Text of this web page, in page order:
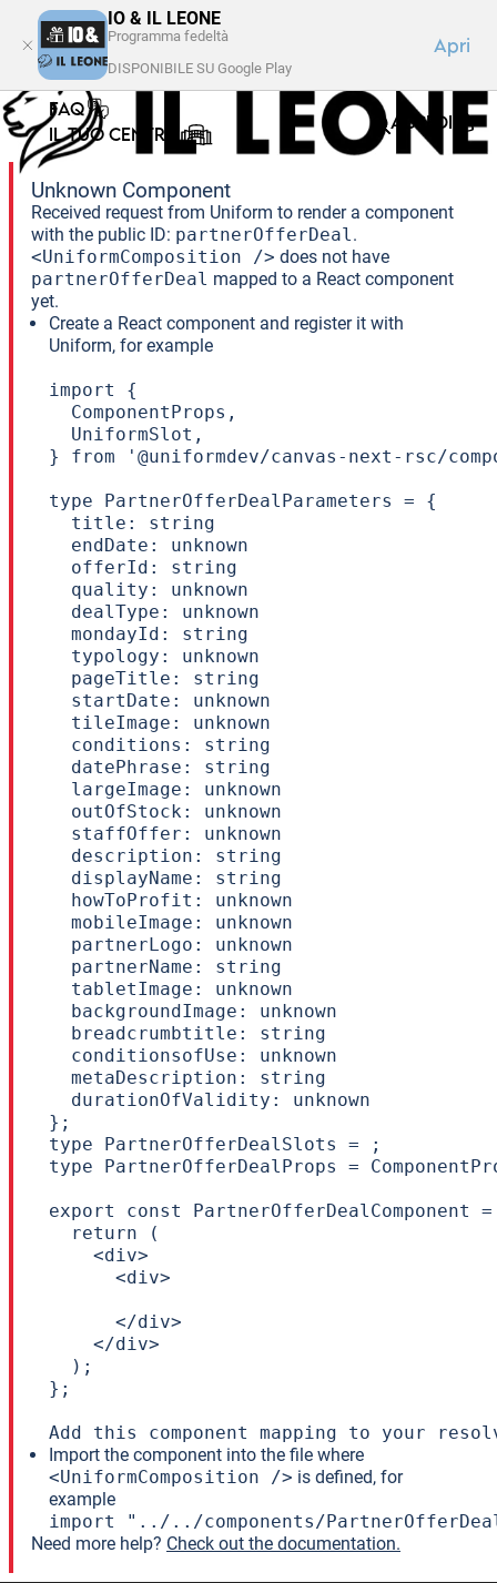
IO & IL LEONE
Programma fedeltà
DISPONIBILE SU Google Play
Apri
FAQ
IL TUO CENTRO
ACCEDI
Unknown Component
Received request from Uniform to render a component
with the public ID: partnerOfferDeal.
<UniformComposition /> does not have
partnerOfferDeal mapped to a React component
yet.
Create a React component and register it with
Uniform, for example
import {
  ComponentProps,
  UniformSlot,
} from '@uniformdev/canvas-next-rsc/
type PartnerOfferDealParameters = {
  title: string
  endDate: unknown
  offerId: string
  quality: unknown
  dealType: unknown
  mondayId: string
  typology: unknown
  pageTitle: string
  startDate: unknown
  tileImage: unknown
  conditions: string
  datePhrase: string
  largeImage: unknown
  outOfStock: unknown
  staffOffer: unknown
  description: string
  displayName: string
  howToProfit: unknown
  mobileImage: unknown
  partnerLogo: unknown
  partnerName: string
  tabletImage: unknown
  backgroundImage: unknown
  breadcrumbtitle: string
  conditionsofUse: unknown
  metaDescription: string
  durationOfValidity: unknown
};
type PartnerOfferDealSlots = ;
type PartnerOfferDealProps =
export const
  return (
    <div>
      <div>
      </div>
    </div>
  );
};
Add this component mapping to your
Import the component into the file where
<UniformComposition /> is defined, for
example
import "../../components/
Need more help? Check out the documentation.